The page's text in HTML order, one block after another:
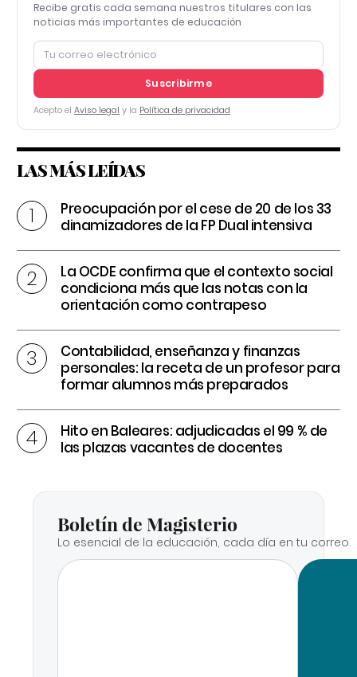
Recibe gratis cada semana nuestros titulares con las
noticias más importantes de educación
Suscribirme
Acepto el Aviso legal y la Política de privacidad
LAS MÁS LEÍDAS
Preocupación por el cese de 20 de los 33
dinamizadores de la FP Dual intensiva
La OCDE confirma que el contexto social
condiciona más que las notas con la
orientación como contrapeso
Contabilidad, enseñanza y finanzas
personales: la receta de un profesor para
formar alumnos más preparados
Hito en Baleares: adjudicadas el 99 % de
las plazas vacantes de docentes
Boletín de Magisterio
Lo esencial de la educación, cada día en tu correo.